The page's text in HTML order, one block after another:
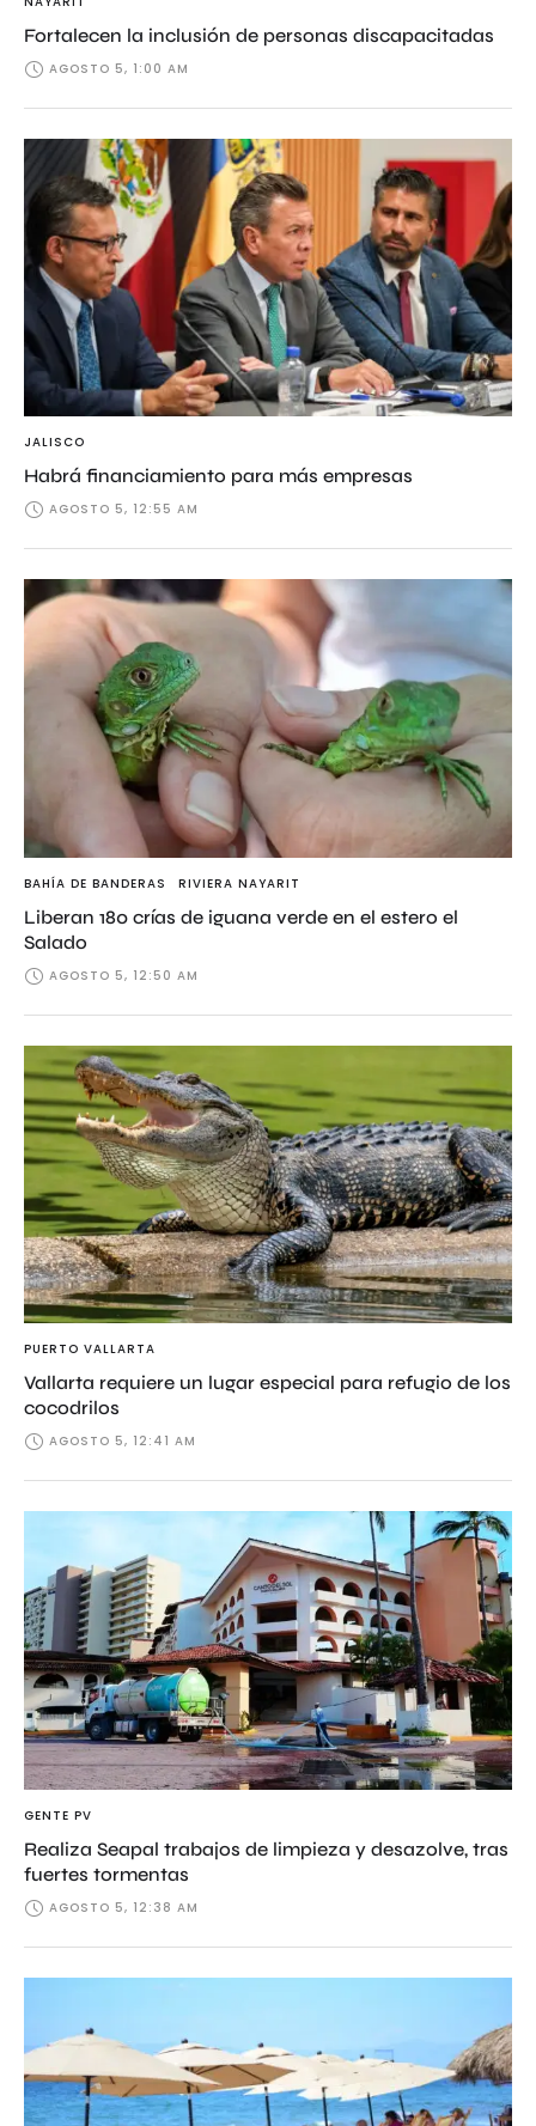
Fortalecen la inclusión de personas discapacitadas
AGOSTO 5, 1:00 AM
JALISCO
Habrá financiamiento para más empresas
AGOSTO 5, 12:55 AM
BAHÍA DE BANDERAS RIVIERA NAYARIT
Liberan 180 crías de iguana verde en el estero el
Salado
AGOSTO 5, 12:50 AM
PUERTO VALLARTA
Vallarta requiere un lugar especial para refugio de los
cocodrilos
AGOSTO 5, 12:41 AM
GENTE PV
Realiza Seapal trabajos de limpieza y desazolve, tras
fuertes tormentas
AGOSTO 5, 12:38 AM